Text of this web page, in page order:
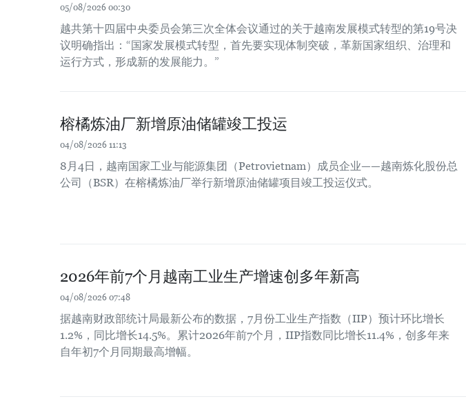
05/08/2026 00:30
越共第十四届中央委员会第三次全体会议通过的关于越南发展模式转型的第19号决
议明确指出：“国家发展模式转型，首先要实现体制突破，革新国家组织、治理和
运行方式，形成新的发展能力。”
榕橘炼油厂新增原油储罐竣工投运
04/08/2026 11:13
8月4日，越南国家工业与能源集团（Petrovietnam）成员企业——越南炼化股份总
公司（BSR）在榕橘炼油厂举行新增原油储罐项目竣工投运仪式。
2026年前7个月越南工业生产增速创多年新高
04/08/2026 07:48
据越南财政部统计局最新公布的数据，7月份工业生产指数（IIP）预计环比增长
1.2%，同比增长14.5%。累计2026年前7个月，IIP指数同比增长11.4%，创多年来
自年初7个月同期最高增幅。